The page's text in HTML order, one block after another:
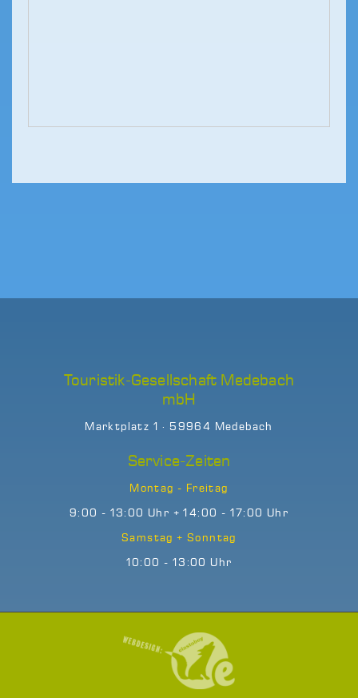
Touristik-Gesellschaft Medebach
mbH
Marktplatz 1 · 59964 Medebach
Service-Zeiten
Montag - Freitag
9:00 - 13:00 Uhr + 14:00 - 17:00 Uhr
Samstag + Sonntag
10:00 - 13:00 Uhr